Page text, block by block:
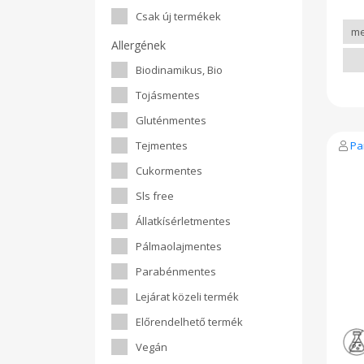
Csak új termékek
Allergének
Biodinamikus, Bio
Tojásmentes
Gluténmentes
Tejmentes
Cukormentes
Sls free
Állatkísérletmentes
Pálmaolajmentes
Parabénmentes
Lejárat közeli termék
Előrendelhető termék
Vegán